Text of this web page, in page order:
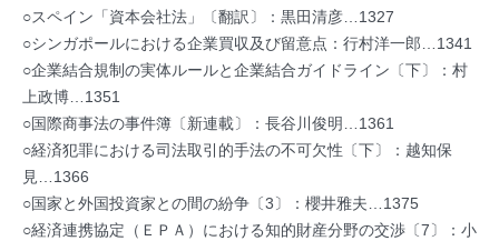
○スペイン「資本会社法」〔翻訳〕：黒田清彦…1327
○シンガポールにおける企業買収及び留意点：行村洋一郎…1341
○企業結合規制の実体ルールと企業結合ガイドライン〔下〕：村
上政博…1351
○国際商事法の事件簿〔新連載〕：長谷川俊明…1361
○経済犯罪における司法取引的手法の不可欠性〔下〕：越知保
見…1366
○国家と外国投資家との間の紛争〔3〕：櫻井雅夫…1375
○経済連携協定（ＥＰＡ）における知的財産分野の交渉〔7〕：小